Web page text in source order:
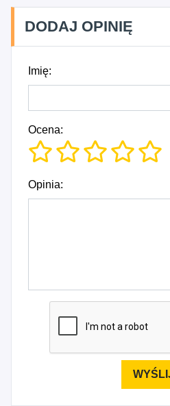
DODAJ OPINIĘ
Imię:
Ocena:
Opinia: